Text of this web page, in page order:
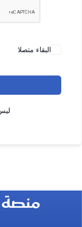
البقاء متصلا
منصة